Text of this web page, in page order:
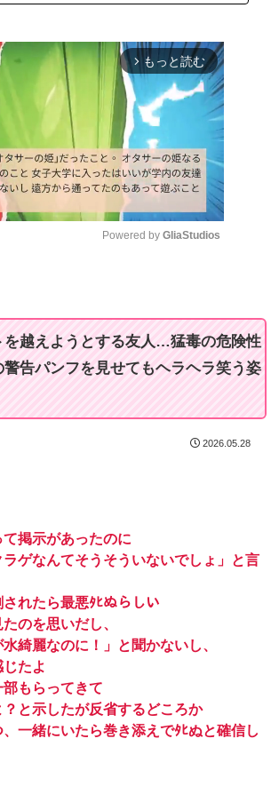
arrow_forward_ios もっと読む
Powered by GliaStudios
越えようとする友人…猛毒の危険性
告パンフを見せてもヘラヘラ笑う姿
2026.05.28
掲示があったのに
ゲなんてそうそういないでしょ」と言
れたら最悪ﾀﾋぬらしい
のを思いだし、
綺麗なのに！」と聞かないし、
たよ
もらってきて
と示したが反省するどころか
一緒にいたら巻き添えでﾀﾋぬと確信し